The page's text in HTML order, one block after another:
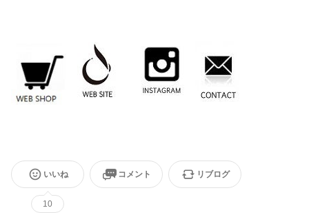
いいね
10
コメント リブログ